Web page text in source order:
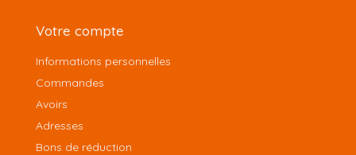
Votre compte
Informations personnelles
Commandes
Avoirs
Adresses
Bons de réduction